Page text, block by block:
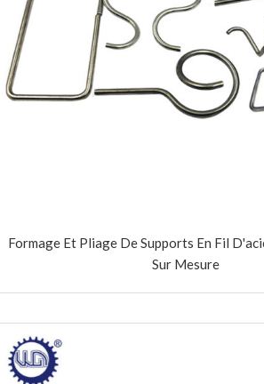
Formage Et Pliage De Supports En Fil
Sur Mesure